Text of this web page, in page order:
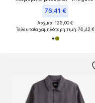
76,41 €
Αρχικά: 125,00 €
Τελευταία χαμηλότερη τιμή:76,42 €